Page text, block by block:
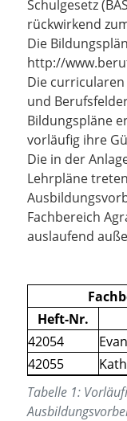
Schulgesetz
rückwirkend
Die
http://
Die
und
Bildungspläne
vorläufig ihre
Die in der
Lehrpläne
Fachbereich
auslaufend
Heft-Nr.
42054
42055
Tabelle 1: